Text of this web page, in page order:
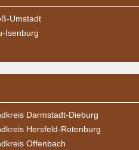
Umstadt
Isenburg
Darmstadt-Dieburg
Hersfeld-Rotenburg
Offenbach